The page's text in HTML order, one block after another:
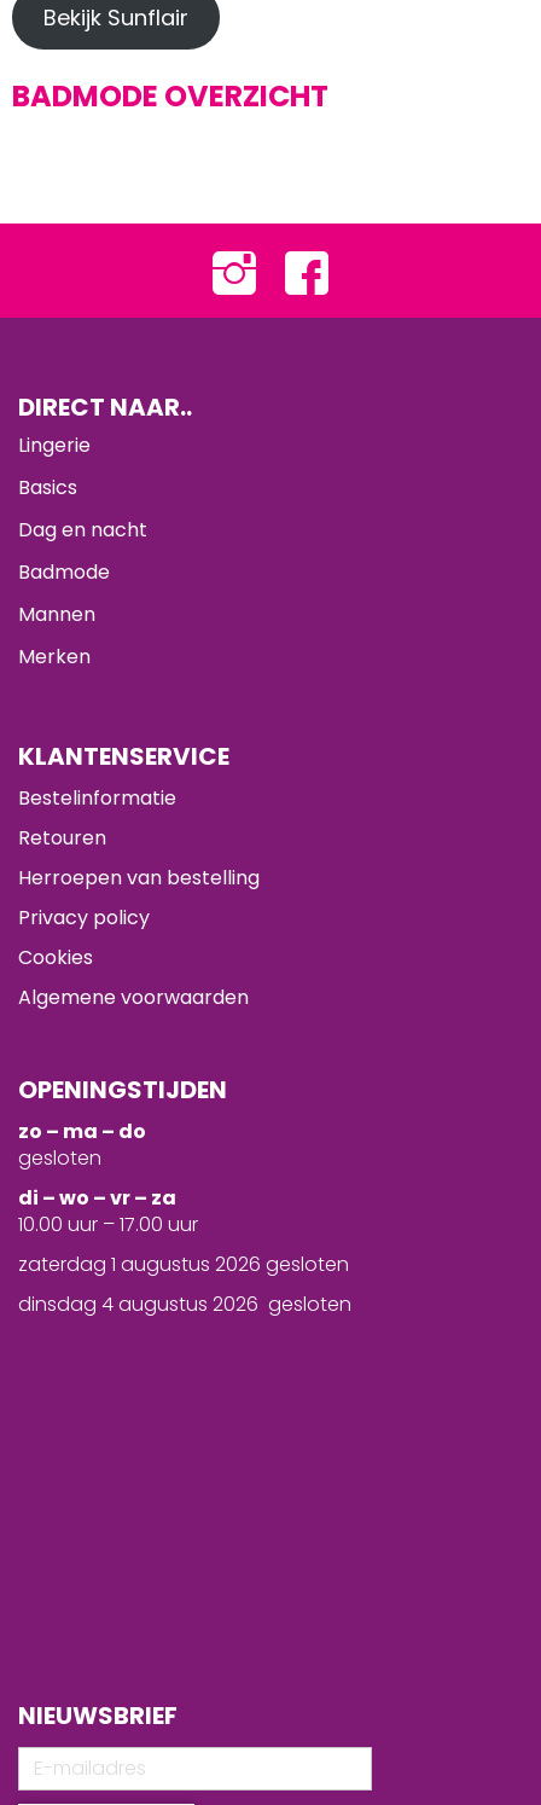
Bekijk Sunflair
BADMODE OVERZICHT
DIRECT NAAR..
Lingerie
Basics
Dag en nacht
Badmode
Mannen
Merken
KLANTENSERVICE
Bestelinformatie
Retouren
Herroepen van bestelling
Privacy policy
Cookies
Algemene voorwaarden
OPENINGSTIJDEN
zo – ma – do
gesloten
di – wo – vr – za
10.00 uur – 17.00 uur
zaterdag 1 augustus 2026 gesloten
dinsdag 4 augustus 2026 gesloten
NIEUWSBRIEF